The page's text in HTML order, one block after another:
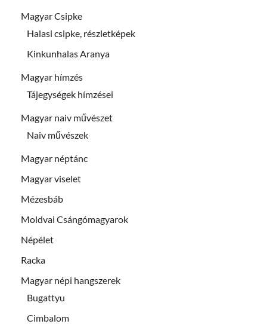
Magyar Csipke
Halasi csipke, részletképek
Kinkunhalas Aranya
Magyar hímzés
Tájegységek hímzései
Magyar naiv művészet
Naiv művészek
Magyar néptánc
Magyar viselet
Mézesbáb
Moldvai Csángómagyarok
Népélet
Racka
Magyar népi hangszerek
Bugattyu
Cimbalom